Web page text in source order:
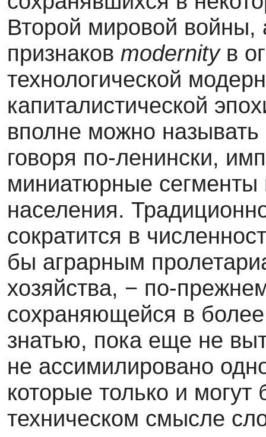
Второй мировой войны,
признаков modernityв
технологической
капиталистической
вполне можно называть
говоря по-ленински,
миниатюрные сегменты
населения.
сократится в
бы аграрным
хозяйства, − по-
сохраняющейся в
знатью, пока еще не
не ассимилировано
которые только и
техническом смысле